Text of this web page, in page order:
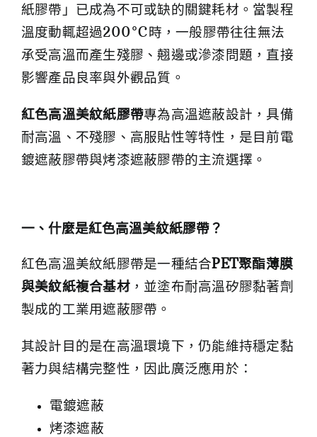
紙膠帶」已成為不可或缺的關鍵耗材。當製程
溫度動輒超過200°C時，一般膠帶往往無法
承受高溫而產生殘膠、翹邊或滲漆問題，直接
影響產品良率與外觀品質。
紅色高溫美紋紙膠帶專為高溫遮蔽設計，具備
耐高溫、不殘膠、高服貼性等特性，是目前電
鍍遮蔽膠帶與烤漆遮蔽膠帶的主流選擇。
一、什麼是紅色高溫美紋紙膠帶？
紅色高溫美紋紙膠帶是一種結合PET聚酯薄膜
與美紋紙複合基材，並塗布耐高溫矽膠黏著劑
製成的工業用遮蔽膠帶。
其設計目的是在高溫環境下，仍能維持穩定黏
著力與結構完整性，因此廣泛應用於：
電鍍遮蔽
烤漆遮蔽